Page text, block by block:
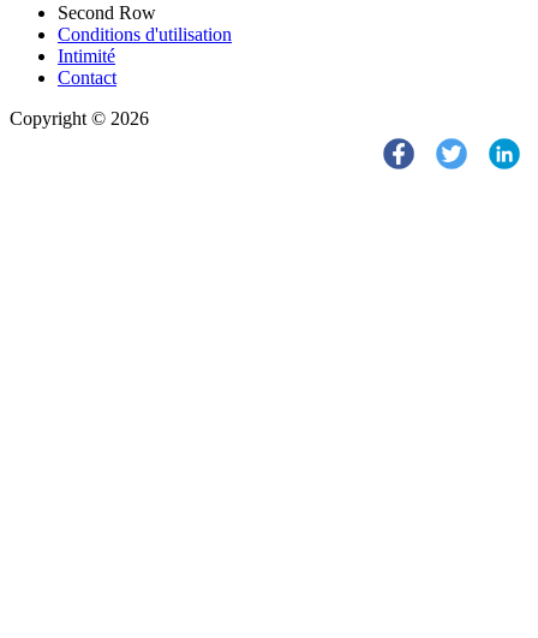
Second Row
Conditions d'utilisation
Intimité
Contact
Copyright © 2026